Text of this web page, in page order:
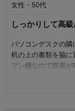
女性・50代
しっかりして高
パソコンデスクの隣
机の上の書類を脇
プン棚なので部屋
りとても良かった